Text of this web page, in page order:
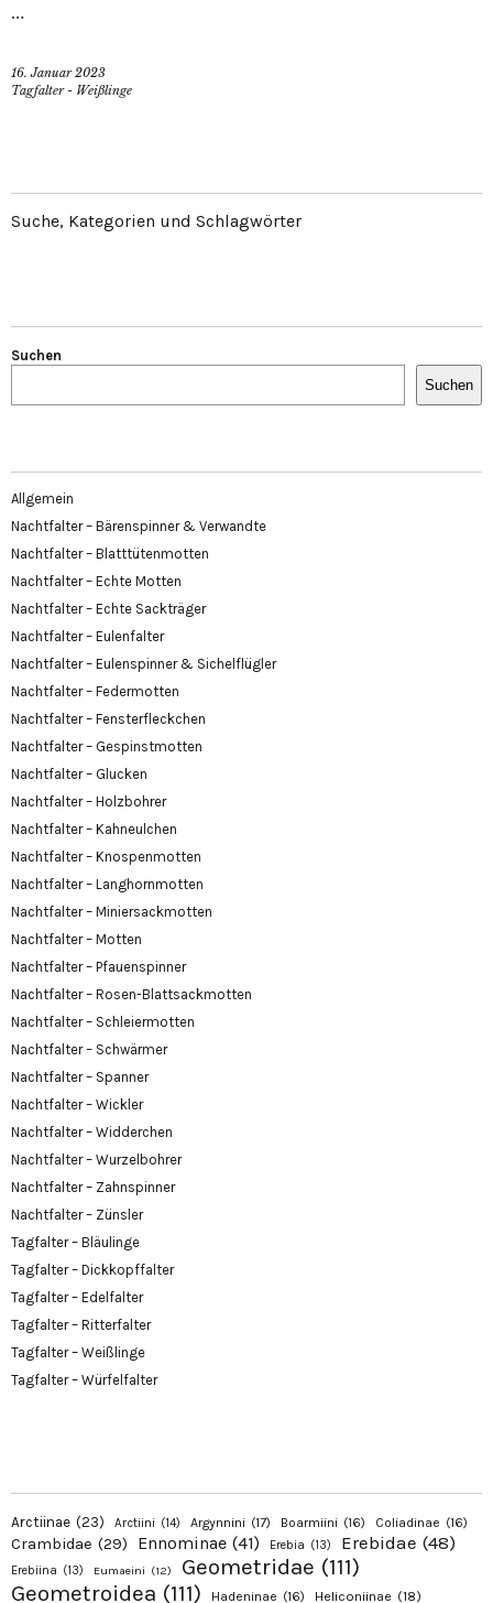
…
16. Januar 2023
Tagfalter - Weißlinge
Suche, Kategorien und Schlagwörter
Suchen
Suchen
Allgemein
Nachtfalter – Bärenspinner & Verwandte
Nachtfalter – Blatttütenmotten
Nachtfalter – Echte Motten
Nachtfalter – Echte Sackträger
Nachtfalter – Eulenfalter
Nachtfalter – Eulenspinner & Sichelflügler
Nachtfalter – Federmotten
Nachtfalter – Fensterfleckchen
Nachtfalter – Gespinstmotten
Nachtfalter – Glucken
Nachtfalter – Holzbohrer
Nachtfalter – Kahneulchen
Nachtfalter – Knospenmotten
Nachtfalter – Langhornmotten
Nachtfalter – Miniersackmotten
Nachtfalter – Motten
Nachtfalter – Pfauenspinner
Nachtfalter – Rosen-Blattsackmotten
Nachtfalter – Schleiermotten
Nachtfalter – Schwärmer
Nachtfalter – Spanner
Nachtfalter – Wickler
Nachtfalter – Widderchen
Nachtfalter – Wurzelbohrer
Nachtfalter – Zahnspinner
Nachtfalter – Zünsler
Tagfalter – Bläulinge
Tagfalter – Dickkopffalter
Tagfalter – Edelfalter
Tagfalter – Ritterfalter
Tagfalter – Weißlinge
Tagfalter – Würfelfalter
Arctiinae (23) Arctiini (14) Argynnini (17) Boarmiini (16) Coliadinae (16)
Crambidae (29) Ennominae (41) Erebia (13) Erebidae (48)
Erebiina (13) Eumaeini (12) Geometridae (111)
Geometroidea (111) Hadeninae (16) Heliconiinae (18)